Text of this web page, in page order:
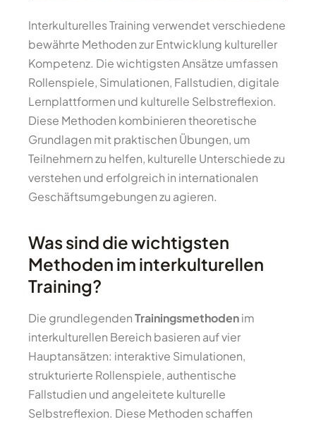
Interkulturelles Training verwendet verschiedene
bewährte Methoden zur Entwicklung kultureller
Kompetenz. Die wichtigsten Ansätze umfassen
Rollenspiele, Simulationen, Fallstudien, digitale
Lernplattformen und kulturelle Selbstreflexion.
Diese Methoden kombinieren theoretische
Grundlagen mit praktischen Übungen, um
Teilnehmern zu helfen, kulturelle Unterschiede zu
verstehen und erfolgreich in internationalen
Geschäftsumgebungen zu agieren.
Was sind die wichtigsten
Methoden im interkulturellen
Training?
Die grundlegendenTrainingsmethodenim
interkulturellen Bereich basieren auf vier
Hauptansätzen: interaktive Simulationen,
strukturierte Rollenspiele, authentische
Fallstudien und angeleitete kulturelle
Selbstreflexion. Diese Methoden schaffen